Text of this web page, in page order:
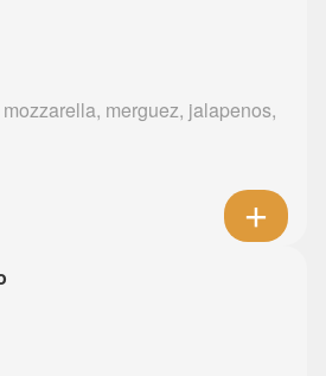
merguez, jalapenos,